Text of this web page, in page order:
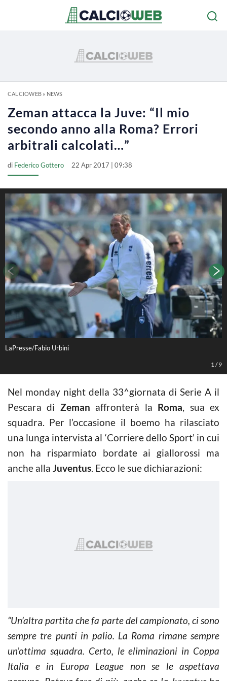
CALCIOWEB» NEWS
Zeman attacca la Juve: “Il mio
secondo anno alla Roma? Errori
arbitrali calcolati…”
di Federico Gottero 22 Apr 2017 | 09:38
LaPresse/Fabio Urbini
1 /9
Nel monday night della 33^giornata di Serie A il
Pescara di Zeman affronterà la Roma, sua ex
squadra. Per l’occasione il boemo ha rilasciato
una lunga intervista al ‘Corriere dello Sport’ in cui
non ha risparmiato bordate ai giallorossi ma
anche alla Juventus. Ecco le sue dichiarazioni:
“Un’altra partita che fa parte del campionato, ci sono
sempre tre punti in palio. La Roma rimane sempre
un’ottima squadra. Certo, le eliminazioni in Coppa
Italia e in Europa League non se le aspettava